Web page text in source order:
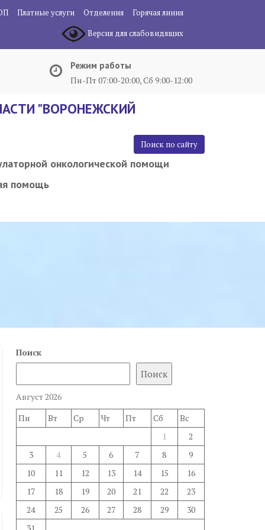
Платные услуги Отделения
Горячая линия
Версия для слабовидящих
Режим работы
Пн-Пт 07:00-20:00, Сб 9:00-12:00
"ВОРОНЕЖСКИЙ
Поиск по сайту
онкологической помощи
помощь
Поиск
Поиск
Август 2026
Пн
Вт Ср Чт Пт Сб
Вс
1
2
3
4 5 6 7 8
9
10
11 12 13 14 15
16
17
18 19 20 21 22
23
24
25 26 27 28 29
30